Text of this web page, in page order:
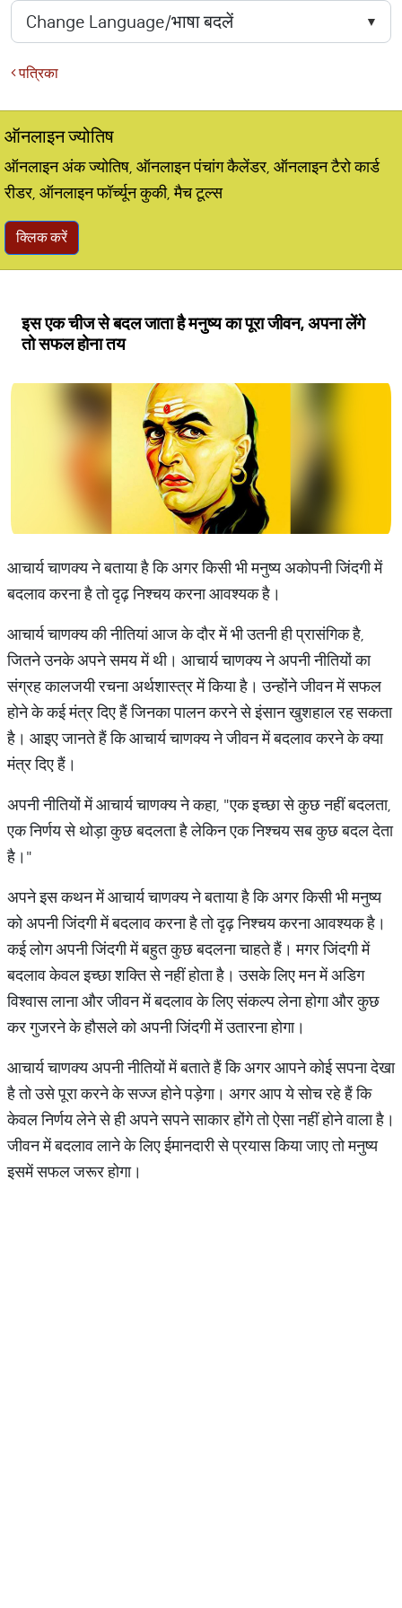
पत्रिका
ऑनलाइन ज्योतिष
ऑनलाइन अंक ज्योतिष, ऑनलाइन पंचांग कैलेंडर, ऑनलाइन टैरो कार्ड
रीडर, ऑनलाइन फॉर्च्यून कुकी, मैच टूल्स
क्लिक करें
इस एक चीज से बदल जाता है मनुष्य का पूरा जीवन, अपना लेंगे
तो सफल होना तय
आचार्य चाणक्य ने बताया है कि अगर किसी भी मनुष्य अकोपनी जिंदगी में
बदलाव करना है तो दृढ़ निश्चय करना आवश्यक है।
आचार्य चाणक्य की नीतियां आज के दौर में भी उतनी ही प्रासंगिक है,
जितने उनके अपने समय में थी। आचार्य चाणक्य ने अपनी नीतियों का
संग्रह कालजयी रचना अर्थशास्त्र में किया है। उन्होंने जीवन में सफल
होने के कई मंत्र दिए हैं जिनका पालन करने से इंसान खुशहाल रह सकता
है। आइए जानते हैं कि आचार्य चाणक्य ने जीवन में बदलाव करने के क्या
मंत्र दिए हैं।
अपनी नीतियों में आचार्य चाणक्य ने कहा, "एक इच्छा से कुछ नहीं बदलता,
एक निर्णय से थोड़ा कुछ बदलता है लेकिन एक निश्चय सब कुछ बदल देता
है।"
अपने इस कथन में आचार्य चाणक्य ने बताया है कि अगर किसी भी मनुष्य
को अपनी जिंदगी में बदलाव करना है तो दृढ़ निश्चय करना आवश्यक है।
कई लोग अपनी जिंदगी में बहुत कुछ बदलना चाहते हैं। मगर जिंदगी में
बदलाव केवल इच्छा शक्ति से नहीं होता है। उसके लिए मन में अडिग
विश्वास लाना और जीवन में बदलाव के लिए संकल्प लेना होगा और कुछ
कर गुजरने के हौसले को अपनी जिंदगी में उतारना होगा।
आचार्य चाणक्य अपनी नीतियों में बताते हैं कि अगर आपने कोई सपना देखा
है तो उसे पूरा करने के सज्ज होने पड़ेगा। अगर आप ये सोच रहे हैं कि
केवल निर्णय लेने से ही अपने सपने साकार होंगे तो ऐसा नहीं होने वाला है।
जीवन में बदलाव लाने के लिए ईमानदारी से प्रयास किया जाए तो मनुष्य
इसमें सफल जरूर होगा।